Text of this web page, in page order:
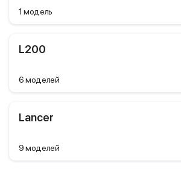
1 модель
L200
6 моделей
Lancer
9 моделей